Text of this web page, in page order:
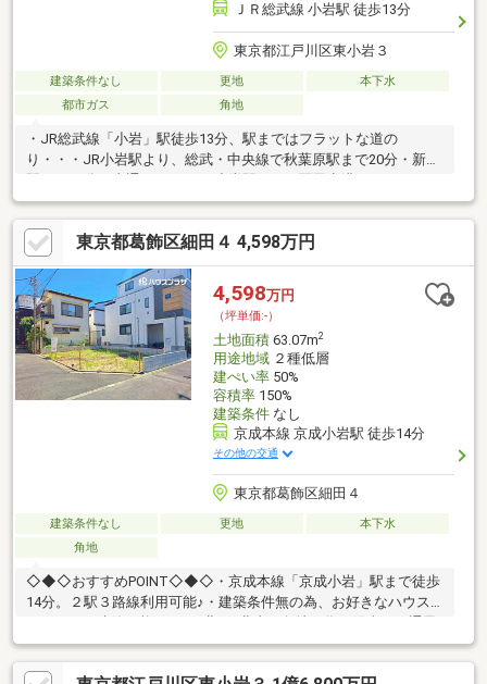
ＪＲ総武線 小岩駅 徒歩13分
東京都江戸川区東小岩３
建築条件なし 更地
本下水
都市ガス
角地
・JR総武線「小岩」駅徒歩13分、駅まではフラットな道の
り・・・JR小岩駅より、総武・中央線で秋葉原駅まで20分・新宿
バス有り（所要時間約1時間10分：交通状況によります）・北
西・南西角地（北西側公道幅員約8.7m・南西側公道幅員約7.2
ｍ）・地積：148.37m2（仮測量）・第一種住居地域内の閑静な住
宅街・建蔽率：70％ 容積率200%・建築条件付きの売地ではござ
いません、お好きなハウスメーカー・工務店で建築可能
東京都葛飾区細田４ 4,598万円
4,598万円
（坪単価:-）
土地面積63.07m2
用途地域２種低層
建ぺい率50%
容積率150%
建築条件なし
京成本線 京成小岩駅 徒歩14分
その他の交通
東京都葛飾区細田４
建築条件なし 更地
本下水
角地
◇◆◇おすすめPOINT◇◆◇・京成本線「京成小岩」駅まで徒歩
14分。２駅３路線利用可能♪・建築条件無の為、お好きなハウス
良好です♪・スーパーやコンビニも徒歩圏と充実した住環境です♪
ハウスプラザスタッフが送迎、現地案内、周辺施設のご案内に駆